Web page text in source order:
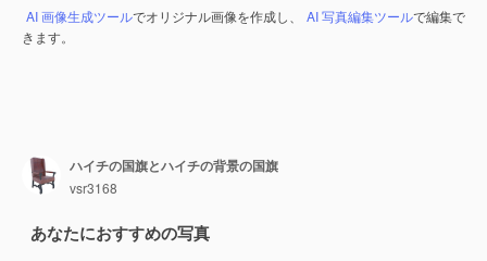
AI 画像生成ツールでオリジナル画像を作成し、 AI 写真編集ツールで編集で
きます。
ハイチの国旗とハイチの背景の国旗
vsr3168
あなたにおすすめの写真